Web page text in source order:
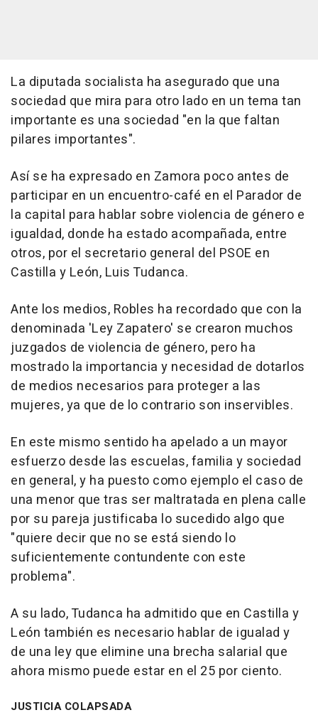
La diputada socialista ha asegurado que una
sociedad que mira para otro lado en un tema tan
importante es una sociedad "en la que faltan
pilares importantes".
Así se ha expresado en Zamora poco antes de
participar en un encuentro-café en el Parador de
la capital para hablar sobre violencia de género e
igualdad, donde ha estado acompañada, entre
otros, por el secretario general del PSOE en
Castilla y León, Luis Tudanca.
Ante los medios, Robles ha recordado que con la
denominada 'Ley Zapatero' se crearon muchos
juzgados de violencia de género, pero ha
mostrado la importancia y necesidad de dotarlos
de medios necesarios para proteger a las
mujeres, ya que de lo contrario son inservibles.
En este mismo sentido ha apelado a un mayor
esfuerzo desde las escuelas, familia y sociedad
en general, y ha puesto como ejemplo el caso de
una menor que tras ser maltratada en plena calle
por su pareja justificaba lo sucedido algo que
"quiere decir que no se está siendo lo
suficientemente contundente con este
problema".
A su lado, Tudanca ha admitido que en Castilla y
León también es necesario hablar de igualad y
de una ley que elimine una brecha salarial que
ahora mismo puede estar en el 25 por ciento.
JUSTICIA COLAPSADA